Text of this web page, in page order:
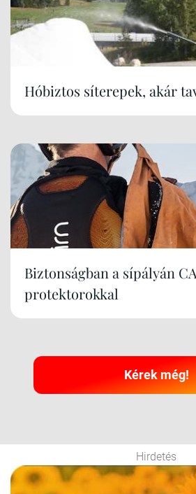
Hóbiztos síterepek, akár
Biztonságban a sípályán
protektorokkal
Kérek még!
Hirdetés